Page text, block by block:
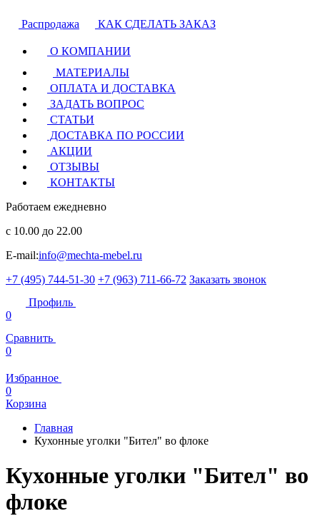
Распродажа КАК СДЕЛАТЬ ЗАКАЗ
О КОМПАНИИ
МАТЕРИАЛЫ
ОПЛАТА И ДОСТАВКА
ЗАДАТЬ ВОПРОС
СТАТЬИ
ДОСТАВКА ПО РОССИИ
АКЦИИ
ОТЗЫВЫ
КОНТАКТЫ
Работаем ежедневно
с 10.00 до 22.00
E-mail:info@mechta-mebel.ru
+7 (495) 744-51-30 +7 (963) 711-66-72 Заказать звонок
Профиль
0
Сравнить
0
Избранное
0
Корзина
Главная
Кухонные уголки "Бител" во флоке
Кухонные уголки "Бител" во
флоке